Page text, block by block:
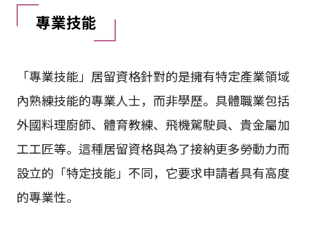
專業技能
「專業技能」居留資格針對的是擁有特定產業領域
內熟練技能的專業人士，而非學歷。具體職業包括
外國料理廚師、體育教練、飛機駕駛員、貴金屬加
工工匠等。這種居留資格與為了接納更多勞動力而
設立的「特定技能」不同，它要求申請者具有高度
的專業性。